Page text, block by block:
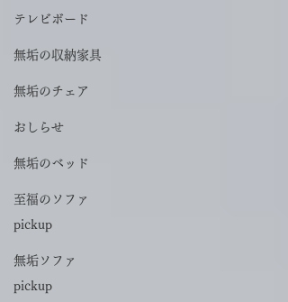
テレビボード
無垢の収納家具
無垢のチェア
おしらせ
無垢のベッド
至福のソファ
pickup
無垢ソファ
pickup